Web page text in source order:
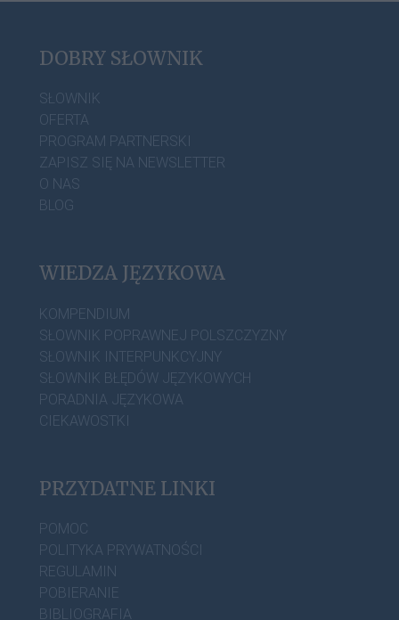
DOBRY SŁOWNIK
SŁOWNIK
OFERTA
PROGRAM PARTNERSKI
ZAPISZ SIĘ NA NEWSLETTER
O NAS
BLOG
WIEDZA JĘZYKOWA
KOMPENDIUM
SŁOWNIK POPRAWNEJ POLSZCZYZNY
SŁOWNIK INTERPUNKCYJNY
SŁOWNIK BŁĘDÓW JĘZYKOWYCH
PORADNIA JĘZYKOWA
CIEKAWOSTKI
PRZYDATNE LINKI
POMOC
POLITYKA PRYWATNOŚCI
REGULAMIN
POBIERANIE
BIBLIOGRAFIA